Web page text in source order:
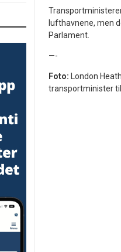
lufthavnene, men
Parlament.
—-
Foto: London
transportminister